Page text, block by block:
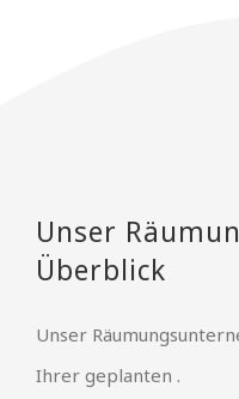
Unser
Überblick
Unser
Ihrer geplanten .